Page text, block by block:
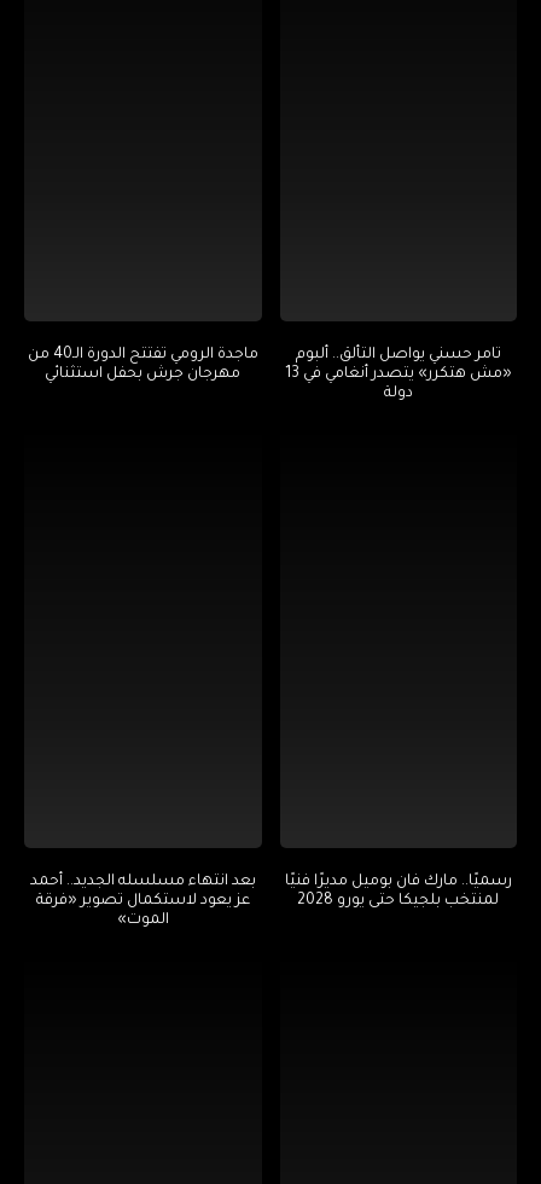
تامر حسني يواصل التألق.. ألبوم
«مش هتكرر» يتصدر أنغامي في 13
دولة
ماجدة الرومي تفتتح الدورة الـ40 من
مهرجان جرش بحفل استثنائي
رسميًا.. مارك فان بوميل مديرًا فنيًا
لمنتخب بلجيكا حتى يورو 2028
بعد انتهاء مسلسله الجديد.. أحمد
عز يعود لاستكمال تصوير «فرقة
الموت»